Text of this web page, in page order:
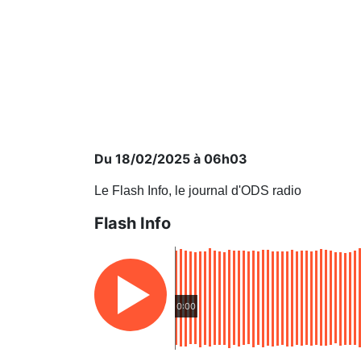
Du 18/02/2025 à 06h03
Le Flash Info, le journal d'ODS radio
Flash Info
0:00